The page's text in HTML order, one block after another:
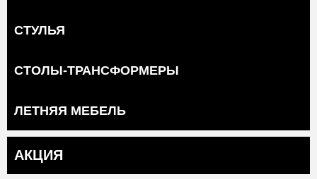
СТУЛЬЯ
СТОЛЫ-ТРАНСФОРМЕРЫ
ЛЕТНЯЯ МЕБЕЛЬ
АКЦИЯ